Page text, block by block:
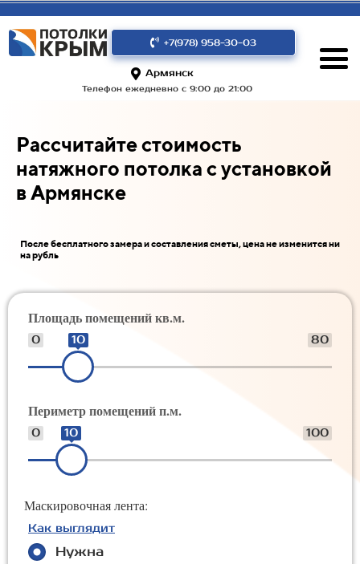
+7(978) 958-30-03
Армянск
Телефон ежедневно с 9:00 до 21:00
Рассчитайте стоимость
натяжного потолка с установкой
в Армянске
После бесплатного замера и составления сметы, цена не изменится ни
на рубль
Площадь помещений кв.м.
0 80
10
Периметр помещений п.м.
0 100
10
Маскировочная лента:
Как выглядит
Нужна